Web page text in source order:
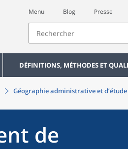
Menu Blog Presse
DÉFINITIONS, MÉTHODES ET
Géographie administrative et d’étude
de